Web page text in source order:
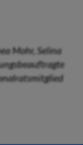
Mohr, Selina